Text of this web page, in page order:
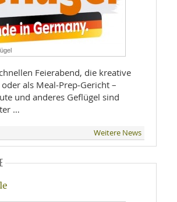
Feierabend, die kreative
als Meal‑Prep‑Gericht –
und anderes Geflügel sind
…
Weitere News